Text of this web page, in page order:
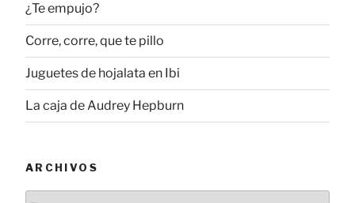
¿Te empujo?
Corre, corre, que te pillo
Juguetes de hojalata en Ibi
La caja de Audrey Hepburn
ARCHIVOS